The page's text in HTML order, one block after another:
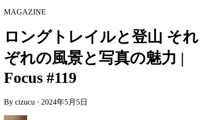
MAGAZINE
ロングトレイルと登山 それ
ぞれの風景と写真の魅力 |
Focus #119
By cizucu · 2024年5月5日